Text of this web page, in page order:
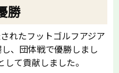
勝
れたフットゴルフアジア
、団体戦で優勝しまし
て貢献しました。